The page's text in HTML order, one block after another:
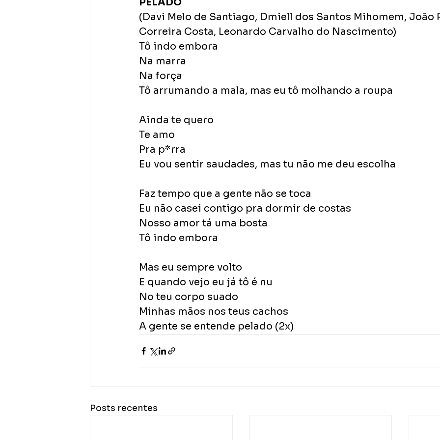
(Davi Melo de Santiago, Dmiell dos Santos Mihomem, João
Correira Costa, Leonardo Carvalho do Nascimento)
Tô indo embora
Na marra
Na força
Tô arrumando a mala, mas eu tô molhando a roupa
Ainda te quero
Te amo
Pra p*rra
Eu vou sentir saudades, mas tu não me deu escolha
Faz tempo que a gente não se toca
Eu não casei contigo pra dormir de costas
Nosso amor tá uma bosta
Tô indo embora
Mas eu sempre volto
E quando vejo eu já tô é nu
No teu corpo suado
Minhas mãos nos teus cachos
A gente se entende pelado (2x)
Posts recentes